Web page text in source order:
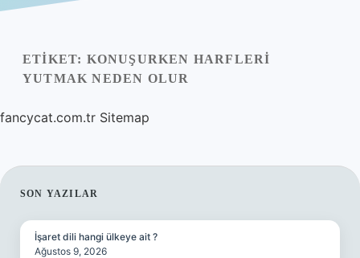
Yasal Uyarı
ETIKET: KONUŞURKEN HARFLERI
YUTMAK NEDEN OLUR
fancycat.com.tr Sitemap
SIDEBAR
SON YAZILAR
İşaret dili hangi ülkeye ait ?
Ağustos 9, 2026